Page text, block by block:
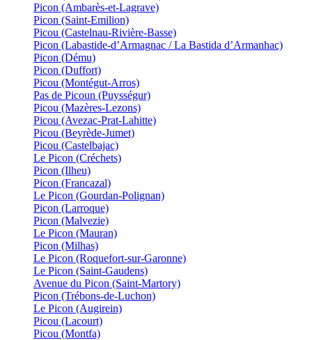
Picon (Ambarès-et-Lagrave)
Picon (Saint-Emilion)
Picou (Castelnau-Rivière-Basse)
Picon (Labastide-d’Armagnac / La Bastida d’Armanhac)
Picon (Dému)
Picon (Duffort)
Picou (Montégut-Arros)
Pas de Picoun (Puysségur)
Picou (Mazères-Lezons)
Picou (Avezac-Prat-Lahitte)
Picou (Beyrède-Jumet)
Picou (Castelbajac)
Le Picon (Créchets)
Picon (Ilheu)
Picon (Francazal)
Le Picon (Gourdan-Polignan)
Picon (Larroque)
Picon (Malvezie)
Le Picon (Mauran)
Picon (Milhas)
Le Picon (Roquefort-sur-Garonne)
Le Picon (Saint-Gaudens)
Avenue du Picon (Saint-Martory)
Picon (Trébons-de-Luchon)
Le Picon (Augirein)
Picou (Lacourt)
Picou (Montfa)